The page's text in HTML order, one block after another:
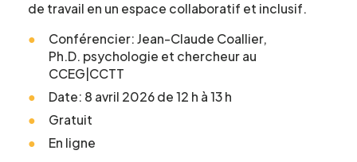
de travail en un espace collaboratif et inclusif.
Conférencier: Jean-Claude Coallier,
Ph.D. psychologie et chercheur au
CCEG|CCTT
Date: 8 avril 2026 de 12 h à 13 h
Gratuit
En ligne
Le CCEG et ses partenaires sont
régulièrement à la recherche de gens pour
participer à ses projets, études, sondages,
essais. Écrivez-nous ci-dessous pour nous
faire connaître votre intérêt.
Nom*